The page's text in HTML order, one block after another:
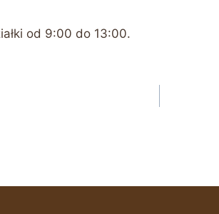
od 9:00 do 13:00.